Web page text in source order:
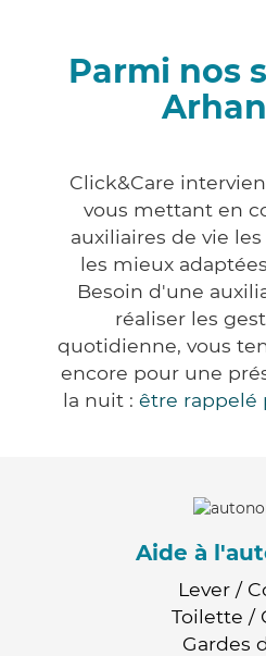
Parmi nos
Click&Care
vous mettant en
auxiliaires de vie
les mieux
Besoin d'une
réaliser les
quotidienne, vous
encore pour une
la nuit : être rappelé
Aide à
Lever /
Toilette /
Gardes